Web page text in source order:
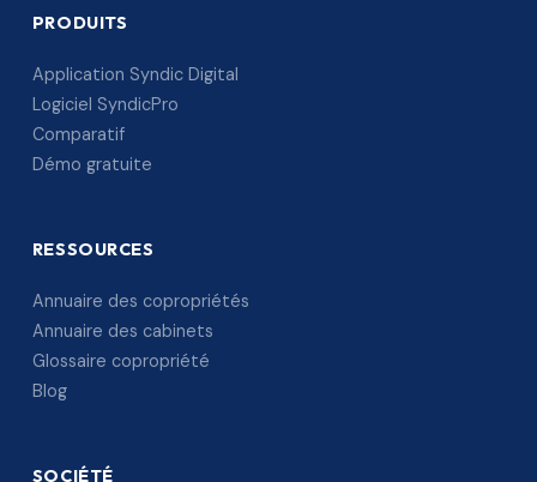
PRODUITS
Application Syndic Digital
Logiciel SyndicPro
Comparatif
Démo gratuite
RESSOURCES
Annuaire des copropriétés
Annuaire des cabinets
Glossaire copropriété
Blog
SOCIÉTÉ